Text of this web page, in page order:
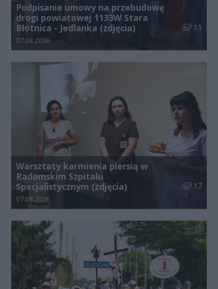
Podpisanie umowy na przebudowę
drogi powiatowej 1133W Stara
Błotnica - Jedlanka (zdjęcia)
Liczba
11
Data dodania galerii:
07.08.2026
Warsztaty karmienia piersią w
Radomskim Szpitalu
Specjalistycznym (zdjęcia)
Liczba
17
Data dodania galerii:
07.08.2026